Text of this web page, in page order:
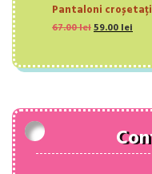
fost:
97.00 lei.
Pantaloni
67.00leiPrețul
fost:
59.00lei